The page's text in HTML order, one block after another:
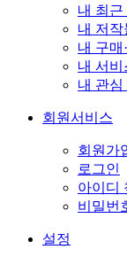
내 최근
내 저작
내 구매
내 서
내 관심
회원서비스
회원가
로그인
아이디
비밀번
설정